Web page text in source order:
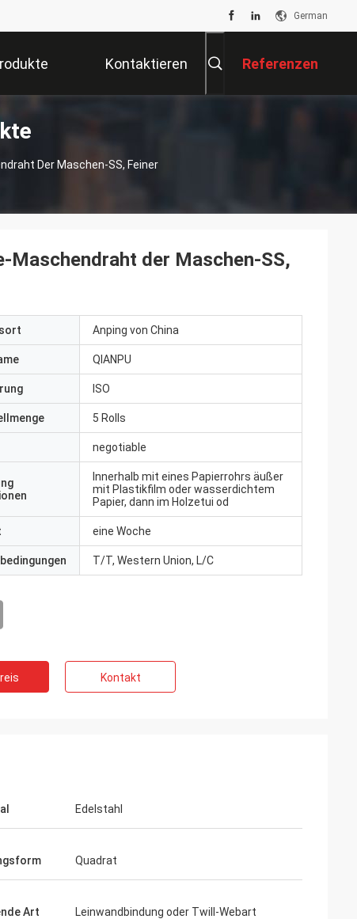
German
Kontaktieren Referenzen
Der Maschen-SS, Feiner
Maschendraht der Maschen-SS,
Anping von China
QIANPU
ISO
5 Rolls
negotiable
Innerhalb mit eines Papierrohrs äußer
mit Plastikfilm oder wasserdichtem
Papier, dann im Holzetui od
eine Woche
T/T, Western Union, L/C
Kontakt
Edelstahl
Quadrat
Art Leinwandbindung oder Twill-Webart